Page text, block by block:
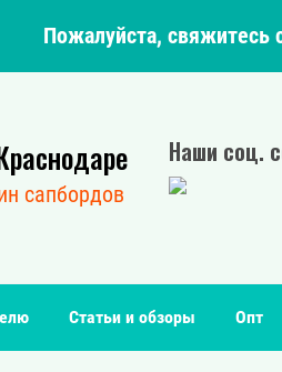
Пожалуйста, свяжитесь
Статьи и обзоры Опт
сапбордов
Наши соц.